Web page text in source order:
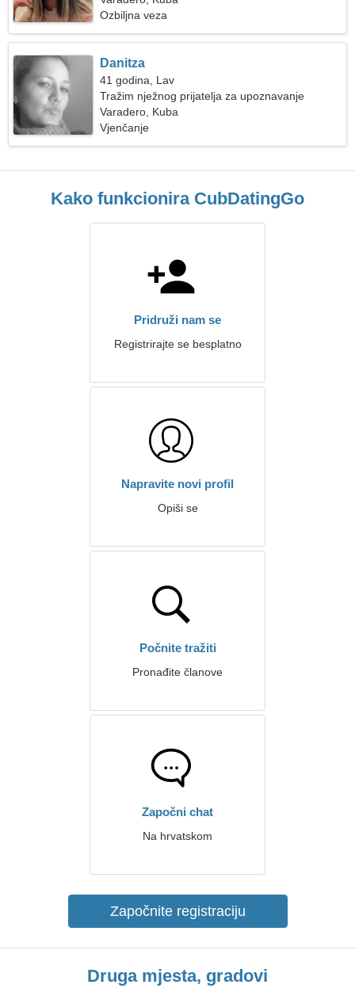
Ozbiljna veza
Danitza
41 godina, Lav
Tražim nježnog prijatelja za upoznavanje
Varadero, Kuba
Vjenčanje
Kako funkcionira CubDatingGo
Pridruži nam se
Registrirajte se besplatno
Napravite novi profil
Opiši se
Počnite tražiti
Pronađite članove
Započni chat
Na hrvatskom
Započnite registraciju
Druga mjesta, gradovi